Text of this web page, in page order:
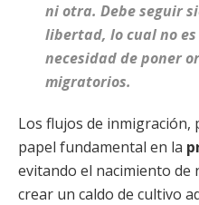
ni otra. Debe seguir
libertad, lo cual no
necesidad de poner
migratorios.
Los flujos de
papel fundamental en la
evitando el nacimiento de
crear un caldo de cultivo